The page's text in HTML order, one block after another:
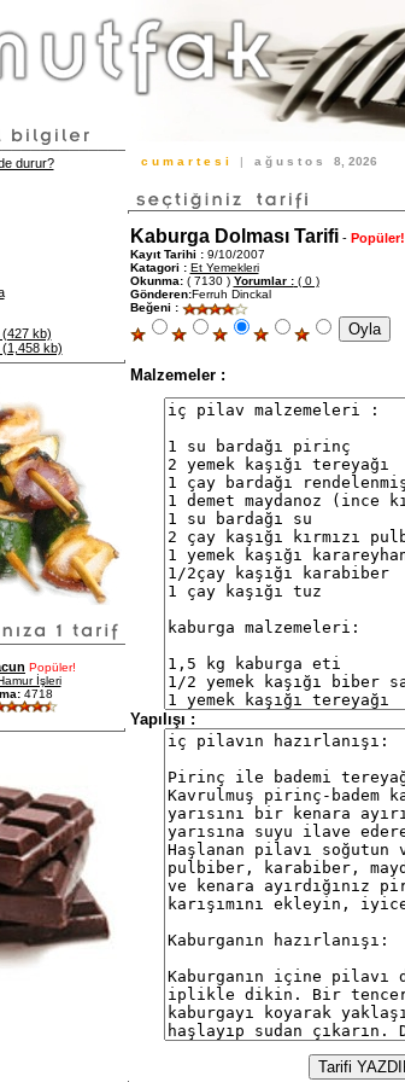
durur?
(427 kb)
(1,458 kb)
Popüler!
İşleri
4718
c u m a r t e s i | a ğ u s t o s 8, 2026
Kaburga Dolması Tarifi - Popüler!
Kayıt Tarihi :9/10/2007
Katagori : Et Yemekleri
Okunma:( 7130 ) Yorumlar :( 0 )
Gönderen:Ferruh Dinckal
Beğeni :
Malzemeler :
Yapılışı :